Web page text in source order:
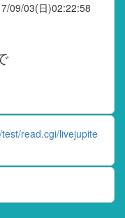
09/03(日)02:22:58
read.cgi/livejupite